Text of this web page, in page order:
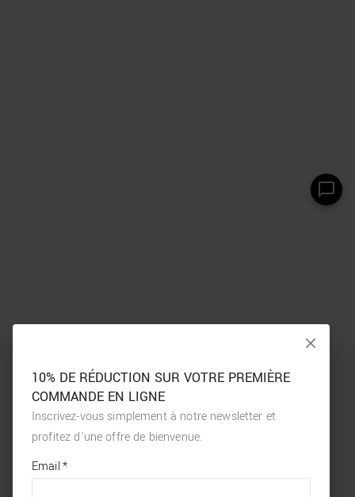
10% DE RÉDUCTION SUR VOTRE PREMIÈRE
COMMANDE EN LIGNE
Inscrivez-vous simplement à notre newsletter et
profitez d’une offre de bienvenue.
required
fields
Email*